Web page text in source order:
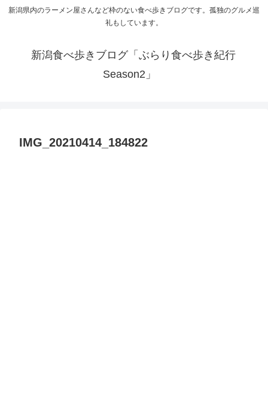
新潟県内のラーメン屋さんなど枠のない食べ歩きブログです。孤独のグルメ巡
礼もしています。
新潟食べ歩きブログ「ぶらり食べ歩き紀行
Season2」
IMG_20210414_184822